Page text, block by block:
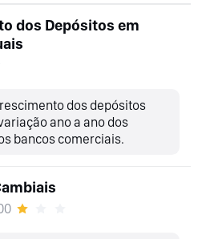
dos Depósitos em
dos depósitos
ano a ano dos
bancos comerciais.